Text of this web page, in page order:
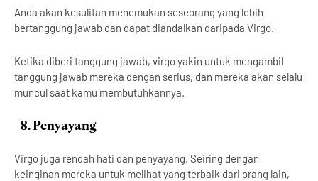
Anda akan kesulitan menemukan seseorang yang lebih
bertanggung jawab dan dapat diandalkan daripada Virgo.
Ketika diberi tanggung jawab, virgo yakin untuk mengambil
tanggung jawab mereka dengan serius, dan mereka akan selalu
muncul saat kamu membutuhkannya.
8.Penyayang
Virgo juga rendah hati dan penyayang. Seiring dengan
keinginan mereka untuk melihat yang terbaik dari orang lain,